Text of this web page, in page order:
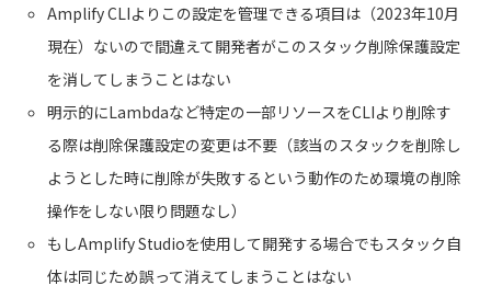
Amplify CLIよりこの設定を管理できる項目は（2023年10月
現在）ないので間違えて開発者がこのスタック削除保護設定
を消してしまうことはない
明示的にLambdaなど特定の一部リソースをCLIより削除す
る際は削除保護設定の変更は不要（該当のスタックを削除し
ようとした時に削除が失敗するという動作のため環境の削除
操作をしない限り問題なし）
もしAmplify Studioを使用して開発する場合でもスタック自
体は同じため誤って消えてしまうことはない